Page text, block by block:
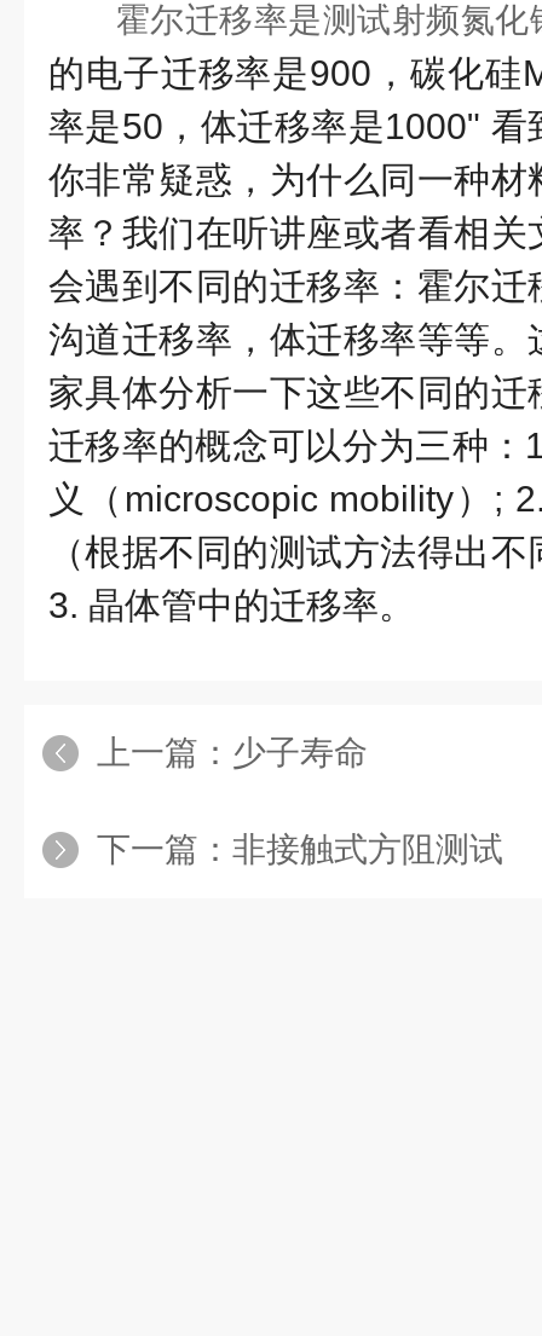
霍尔迁移率是测试射频氮化
的电子迁移率是900，碳化硅
率是50，体迁移率是1000" 看
你非常疑惑，为什么同一种
率？我们在听讲座或者看相
会遇到不同的迁移率：霍尔
沟道迁移率，体迁移率等等
家具体分析一下这些不同的
迁移率的概念可以分为三种：
义（microscopic mobility）;
（根据不同的测试方法得出
3. 晶体管中的迁移率。
上一篇： 少子寿命
下一篇： 非接触式方阻测试